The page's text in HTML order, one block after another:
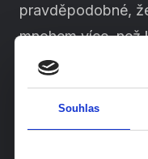
Souhlas
pravděpodobné,
mnohem více, než
interakce. A
potencionální
V rámci